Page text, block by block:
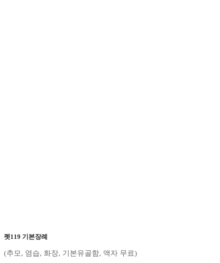
펫119 기본장례
(추모, 염습, 화장, 기본유골함, 액자 무료)